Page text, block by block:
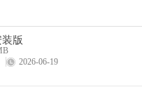
版
2026-06-19